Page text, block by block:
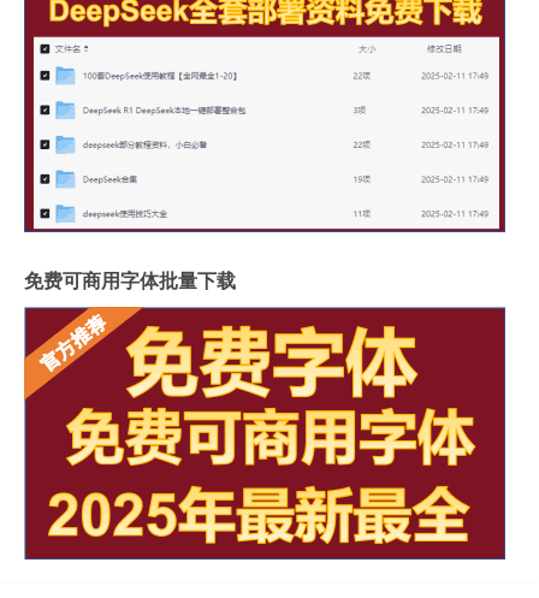
免费可商用字体批量下载